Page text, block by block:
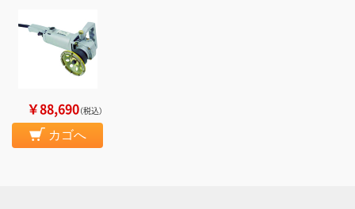
￥88,690（税込）
カゴへ